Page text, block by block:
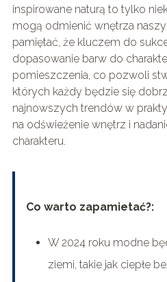
inspirowane naturą to tylko
mogą odmienić wnętrza
pamiętać, że kluczem do
dopasowanie barw do
pomieszczenia, co pozwoli
których każdy będzie się
najnowszych trendów w
na odświeżenie wnętrz i
charakteru.
Co warto zapamietać?:
W 2024 roku modne
ziemi, takie jak ciepłe